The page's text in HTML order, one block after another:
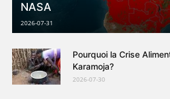
NASA
2026-07-31
Pourquoi la Crise
Karamoja?
2026-07-30